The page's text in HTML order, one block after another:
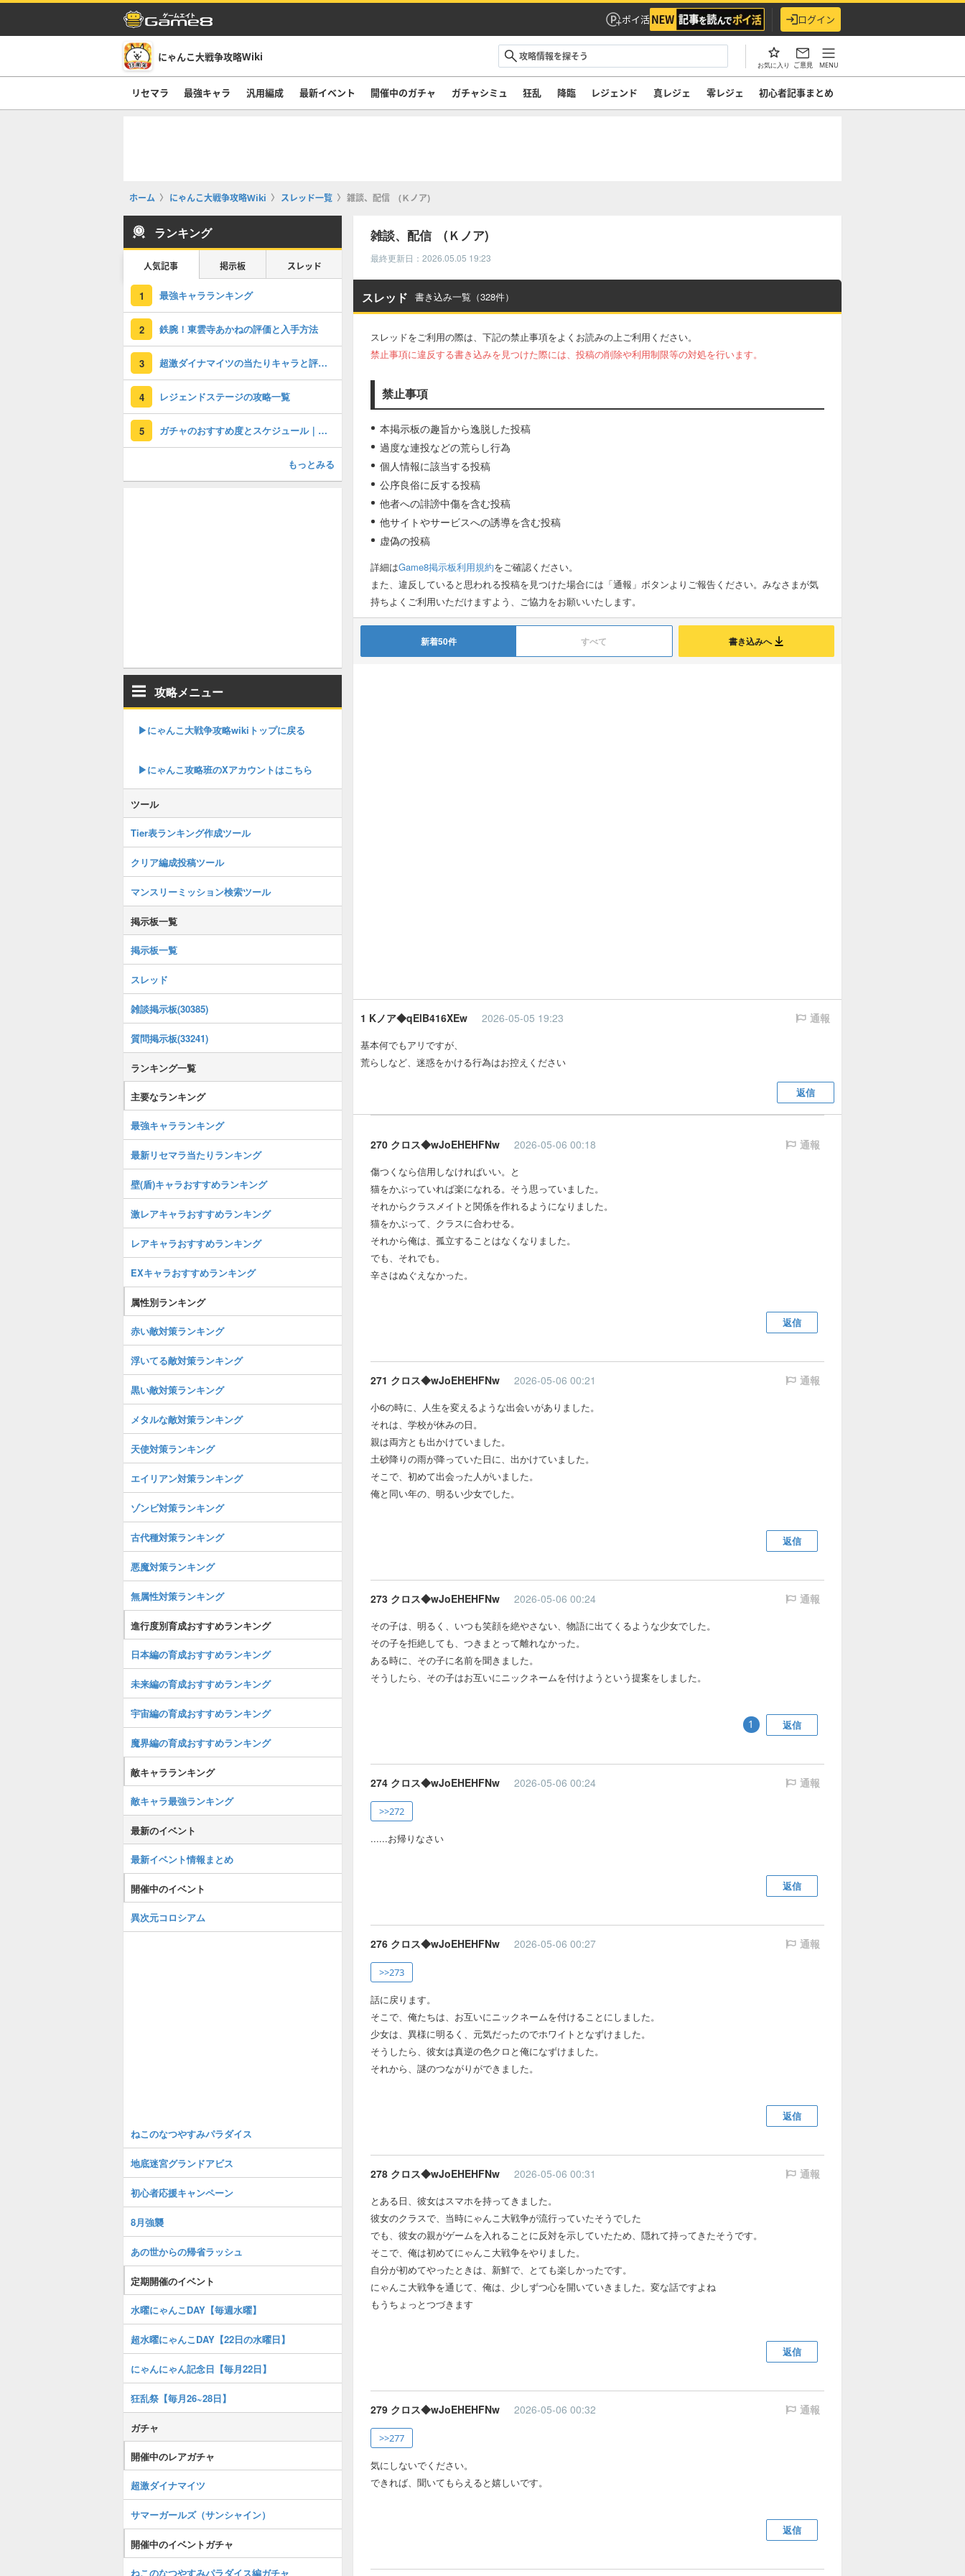
ポイ活 ログイン
にゃんこ大戦争攻略Wiki
お気に入り ご意見 MENU
リセマラ 最強キャラ 汎用編成 最新イベント 開催中のガチャ ガチャシミュ 狂乱 降臨 レジェンド 真レジェ 零レジェ 初心者記事まとめ
ホーム にゃんこ大戦争攻略Wiki スレッド一覧 雑談、配信 (Ｋノア)
雑談、配信 (Ｋノア)
最終更新日：2026.05.05 19:23
スレッド 書き込み一覧（328件）
スレッドをご利用の際は、下記の禁止事項をよくお読みの上ご利用ください。
禁止事項に違反する書き込みを見つけた際には、投稿の削除や利用制限等の対処を行います。
禁止事項
本掲示板の趣旨から逸脱した投稿
過度な連投などの荒らし行為
個人情報に該当する投稿
公序良俗に反する投稿
他者への誹謗中傷を含む投稿
他サイトやサービスへの誘導を含む投稿
虚偽の投稿
詳細はGame8掲示板利用規約をご確認ください。
また、違反していると思われる投稿を見つけた場合には「通報」ボタンよりご報告ください。みなさまが気
持ちよくご利用いただけますよう、ご協力をお願いいたします。
新着50件 すべて 書き込みへ
1 Kノア◆qElB416XEw 2026-05-05 19:23 通報
基本何でもアリですが、
荒らしなど、迷惑をかける行為はお控えください
返信
270 クロス◆wJoEHEHFNw 2026-05-06 00:18 通報
傷つくなら信用しなければいい。と
猫をかぶっていれば楽になれる。そう思っていました。
それからクラスメイトと関係を作れるようになりました。
猫をかぶって、クラスに合わせる。
それから俺は、孤立することはなくなりました。
でも、それでも。
辛さはぬぐえなかった。
返信
271 クロス◆wJoEHEHFNw 2026-05-06 00:21 通報
小6の時に、人生を変えるような出会いがありました。
それは、学校が休みの日。
親は両方とも出かけていました。
土砂降りの雨が降っていた日に、出かけていました。
そこで、初めて出会った人がいました。
俺と同い年の、明るい少女でした。
返信
273 クロス◆wJoEHEHFNw 2026-05-06 00:24 通報
その子は、明るく、いつも笑顔を絶やさない、物語に出てくるような少女でした。
その子を拒絶しても、つきまとって離れなかった。
ある時に、その子に名前を聞きました。
そうしたら、その子はお互いにニックネームを付けようという提案をしました。
返信
1
274 クロス◆wJoEHEHFNw 2026-05-06 00:24 通報
>>272
......お帰りなさい
返信
276 クロス◆wJoEHEHFNw 2026-05-06 00:27 通報
>>273
話に戻ります。
そこで、俺たちは、お互いにニックネームを付けることにしました。
少女は、異様に明るく、元気だったのでホワイトとなずけました。
そうしたら、彼女は真逆の色クロと俺になずけました。
それから、謎のつながりができました。
返信
278 クロス◆wJoEHEHFNw 2026-05-06 00:31 通報
とある日、彼女はスマホを持ってきました。
彼女のクラスで、当時にゃんこ大戦争が流行っていたそうでした
でも、彼女の親がゲームを入れることに反対を示していたため、隠れて持ってきたそうです。
そこで、俺は初めてにゃんこ大戦争をやりました。
自分が初めてやったときは、新鮮で、とても楽しかったです。
にゃんこ大戦争を通じて、俺は、少しずつ心を開いていきました。変な話ですよね
もうちょっとつづきます
返信
279 クロス◆wJoEHEHFNw 2026-05-06 00:32 通報
>>277
気にしないでください。
できれば、聞いてもらえると嬉しいです。
返信
ランキング
人気記事 掲示板 スレッド
1 最強キャラランキング
2 鉄腕！東雲寺あかねの評価と入手方法
3 超激ダイナマイツの当たりキャラと評価｜引くべきか
4 レジェンドステージの攻略一覧
5 ガチャのおすすめ度とスケジュール｜今引くべきガチャ
もっとみる
攻略メニュー
▶︎にゃんこ大戦争攻略wikiトップに戻る
▶︎にゃんこ攻略班のXアカウントはこちら
ツール
Tier表ランキング作成ツール
クリア編成投稿ツール
マンスリーミッション検索ツール
掲示板一覧
掲示板一覧
スレッド
雑談掲示板(30385)
質問掲示板(33241)
ランキング一覧
主要なランキング
最強キャラランキング
最新リセマラ当たりランキング
壁(盾)キャラおすすめランキング
激レアキャラおすすめランキング
レアキャラおすすめランキング
EXキャラおすすめランキング
属性別ランキング
赤い敵対策ランキング
浮いてる敵対策ランキング
黒い敵対策ランキング
メタルな敵対策ランキング
天使対策ランキング
エイリアン対策ランキング
ゾンビ対策ランキング
古代種対策ランキング
悪魔対策ランキング
無属性対策ランキング
進行度別育成おすすめランキング
日本編の育成おすすめランキング
未来編の育成おすすめランキング
宇宙編の育成おすすめランキング
魔界編の育成おすすめランキング
敵キャラランキング
敵キャラ最強ランキング
最新のイベント
最新イベント情報まとめ
開催中のイベント
異次元コロシアム
ねこのなつやすみパラダイス
地底迷宮グランドアビス
初心者応援キャンペーン
8月強襲
あの世からの帰省ラッシュ
定期開催のイベント
水曜にゃんこDAY【毎週水曜】
超水曜にゃんこDAY【22日の水曜日】
にゃんにゃん記念日【毎月22日】
狂乱祭【毎月26~28日】
ガチャ
開催中のレアガチャ
超激ダイナマイツ
サマーガールズ（サンシャイン）
開催中のイベントガチャ
ねこのなつやすみパラダイス編ガチャ